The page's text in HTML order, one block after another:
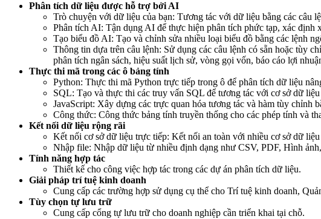
Phân tích dữ liệu được hỗ trợ bởi AI
Trò chuyện với dữ liệu của bạn: Tương tác với dữ liệu bằng các câu
Phân tích AI: Tận dụng AI để thực hiện phân tích phức tạp, xác định
Tạo biểu đồ AI: Tạo và chỉnh sửa nhiều loại biểu đồ bằng các lệnh
Thông tin dựa trên câu lệnh: Sử dụng các câu lệnh có sẵn hoặc tùy
phân tích ngân sách, hiệu suất lịch sử, vòng gọi vốn, báo cáo lợi
Thực thi mã trong các ô bảng tính
Python: Thực thi mã Python trực tiếp trong ô để phân tích dữ liệu
SQL: Tạo và thực thi các truy vấn SQL để tương tác với cơ sở dữ
JavaScript: Xây dựng các trực quan hóa tương tác và hàm tùy chỉnh
Công thức: Công thức bảng tính truyền thống cho các phép tính và
Kết nối dữ liệu rộng rãi
Kết nối cơ sở dữ liệu trực tiếp: Kết nối an toàn với nhiều cơ sở dữ
Nhập file: Nhập dữ liệu từ nhiều định dạng như CSV, PDF, Hình
Tính năng hợp tác
Thiết kế cho công việc hợp tác trong các dự án phân tích dữ liệu.
Giải pháp trí tuệ kinh doanh
Cung cấp các trường hợp sử dụng cụ thể cho Trí tuệ kinh doanh,
Tùy chọn tự lưu trữ
Cung cấp cổng tự lưu trữ cho doanh nghiệp cần triển khai tại chỗ.